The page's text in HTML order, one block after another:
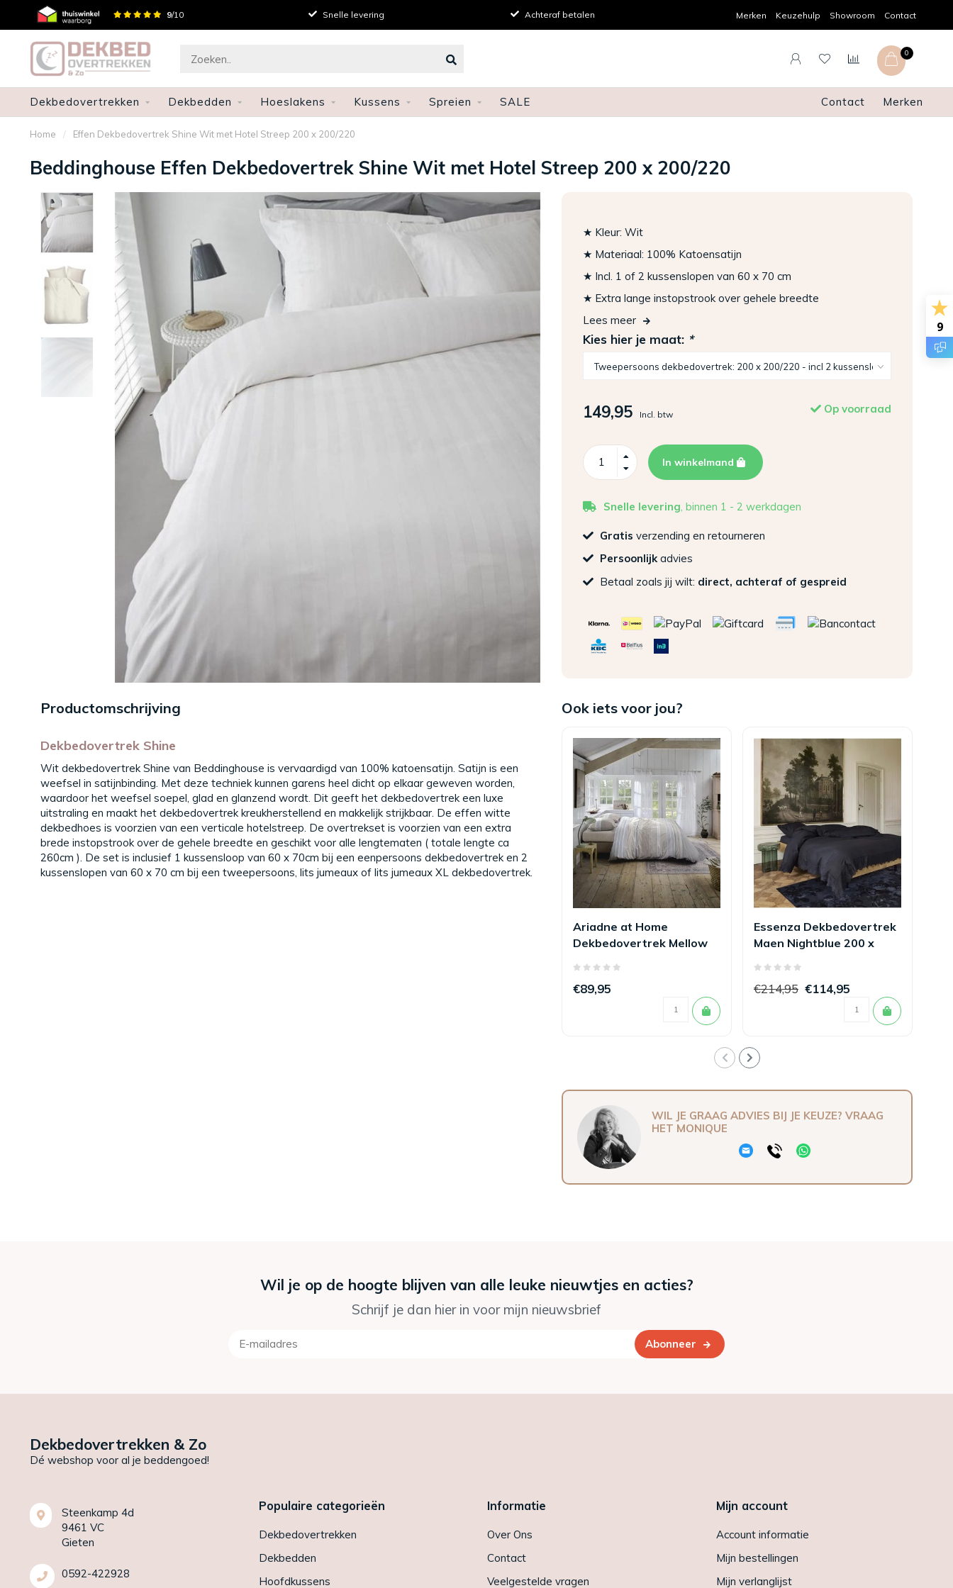
9/10
Gratis verzenden en retourneren Snelle levering Achteraf betalen Persoonlijk advies Gratis
Merken Keuzehulp Showroom Contact
0
Dekbedovertrekken Dekbedden Hoeslakens Kussens Spreien SALE Contact Merken
Home / Effen Dekbedovertrek Shine Wit met Hotel Streep 200 x 200/220
Beddinghouse Effen Dekbedovertrek Shine Wit met Hotel Streep 200 x 200/220
★ Kleur: Wit
★ Materiaal: 100% Katoensatijn
★ Incl. 1 of 2 kussenslopen van 60 x 70 cm
★ Extra lange instopstrook over gehele breedte
Lees meer
Kies hier je maat: *
149,95 Incl. btw Op voorraad
In winkelmand
Snelle levering , binnen 1 - 2 werkdagen
Gratis verzending en retourneren
Persoonlijkadvies
Betaal zoals jij wilt: direct, achteraf of gespreid
Productomschrijving
Dekbedovertrek Shine
Wit dekbedovertrek Shine van Beddinghouse is vervaardigd van 100% katoensatijn. Satijn is een
weefsel in satijnbinding. Met deze techniek kunnen garens heel dicht op elkaar geweven worden,
waardoor het weefsel soepel, glad en glanzend wordt. Dit geeft het dekbedovertrek een luxe
uitstraling en maakt het dekbedovertrek kreukherstellend en makkelijk strijkbaar. De effen witte
dekbedhoes is voorzien van een verticale hotelstreep. De overtrekset is voorzien van een extra
brede instopstrook over de gehele breedte en geschikt voor alle lengtematen ( totale lengte ca
260cm ). De set is inclusief 1 kussensloop van 60 x 70cm bij een eenpersoons dekbedovertrek en 2
kussenslopen van 60 x 70 cm bij een tweepersoons, lits jumeaux of lits jumeaux XL dekbedovertrek.
Ook iets voor jou?
Ariadne at Home
Dekbedovertrek Mellow
€89,95
Essenza Dekbedovertrek
Maen Nightblue 200 x
€214,95 €114,95
WIL JE GRAAG ADVIES BIJ JE KEUZE? VRAAG
HET MONIQUE
9
Wil je op de hoogte blijven van alle leuke nieuwtjes en acties?
Schrijf je dan hier in voor mijn nieuwsbrief
Abonneer
Dekbedovertrekken & Zo
Dé webshop voor al je beddengoed!
Steenkamp 4d
9461 VC
Gieten
0592-422928
Populaire categorieën
Dekbedovertrekken
Dekbedden
Hoofdkussens
Informatie
Over Ons
Contact
Veelgestelde vragen
Mijn account
Account informatie
Mijn bestellingen
Mijn verlanglijst